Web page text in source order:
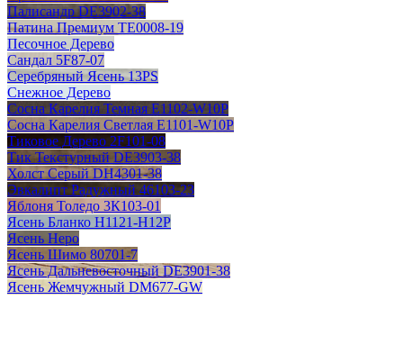
Палисандр DE3902-38
Патина Премиум TE0008-19
Песочное Дерево
Сандал 5F87-07
Серебряный Ясень 13PS
Снежное Дерево
Сосна Карелия Темная E1102-W10P
Сосна Карелия Светлая E1101-W10P
Тиковое Дерево 2F101-08
Тик Текстурный DE3903-38
Холст Серый DH4301-38
Эвкалипт Радужный 46103-23
Яблоня Толедо 3К103-01
Ясень Бланко H1121-H12P
Ясень Неро
Ясень Шимо 80701-7
Ясень Дальневосточный DE3901-38
Ясень Жемчужный DM677-GW